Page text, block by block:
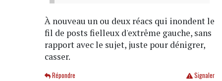
À nouveau un ou deux réacs qui inondent le
fil de posts fielleux d'extrême gauche, sans
rapport avec le sujet, juste pour dénigrer,
casser.
Signaler
Répondre